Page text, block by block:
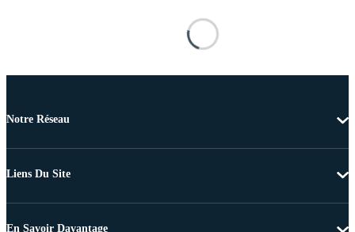
Notre Réseau
Liens Du Site
En Savoir Davantage